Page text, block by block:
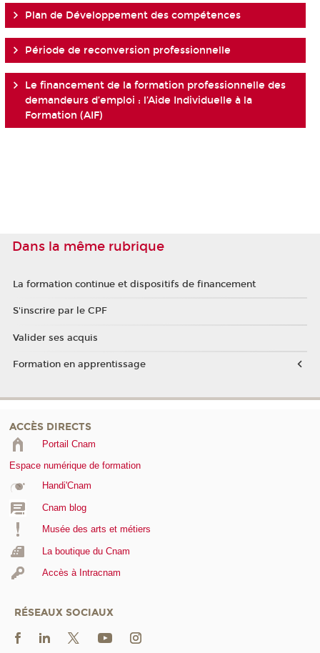
Plan de Développement des compétences
Période de reconversion professionnelle
Le financement de la formation professionnelle des
demandeurs d’emploi : l’Aide Individuelle à la
Formation (AIF)
Dans la même rubrique
La formation continue et dispositifs de financement
S'inscrire par le CPF
Valider ses acquis
Formation en apprentissage
ACCÈS DIRECTS
Portail Cnam
Espace numérique de formation
Handi'Cnam
Cnam blog
Musée des arts et métiers
La boutique du Cnam
Accès à Intracnam
RÉSEAUX SOCIAUX